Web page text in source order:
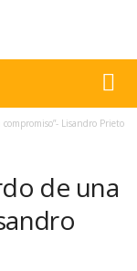
Lisandro Prieto
de una